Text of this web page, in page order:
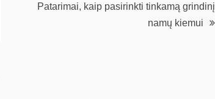
Patarimai, kaip pasirinkti tinkamą grindinį
namų kiemui